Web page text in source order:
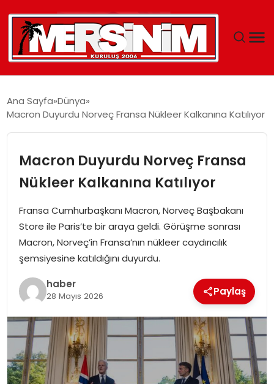
GÜNCEL
SAĞLIK
EĞITIM
SPOR
EKONOMI
DÜNYA
OTOMOBIL
Ana Sayfa Dünya
Macron Duyurdu Norveç Fransa Nükleer Kalkanına Katılıyor
Macron Duyurdu Norveç Fransa
Nükleer Kalkanına Katılıyor
Fransa Cumhurbaşkanı Macron, Norveç Başbakanı
Store ile Paris’te bir araya geldi. Görüşme sonrası
Macron, Norveç’in Fransa’nın nükleer caydırıcılık
şemsiyesine katıldığını duyurdu.
haber
28 Mayıs 2026 Paylaş